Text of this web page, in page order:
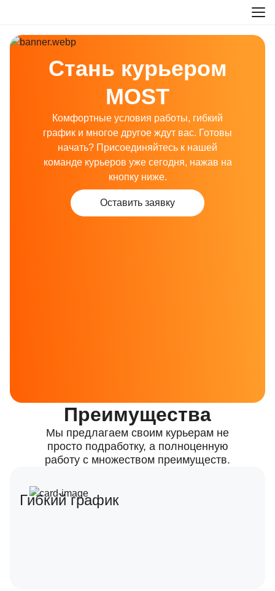
Стань курьером
MOST
Комфортные условия работы, гибкий
график и многое другое ждут вас. Готовы
начать? Присоединяйтесь к нашей
команде курьеров уже сегодня, нажав на
кнопку ниже.
Оставить заявку
Преимущества
Мы предлагаем своим курьерам не
просто подработку, а полноценную
работу с множеством преимуществ.
Гибкий график